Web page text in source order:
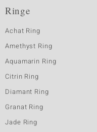
Ringe
Achat Ring
Amethyst Ring
Aquamarin Ring
Citrin Ring
Diamant Ring
Granat Ring
Jade Ring